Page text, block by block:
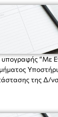
3ο Γυμνάσιο
21:15
“Με
της Δ/
πράξεις και